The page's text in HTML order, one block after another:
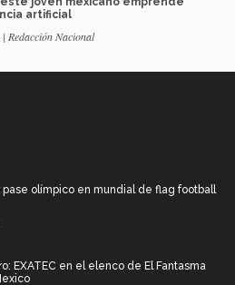
artificial
Redacción Nacional
pase olímpico en mundial de flag football
EXATEC en el elenco de El Fantasma